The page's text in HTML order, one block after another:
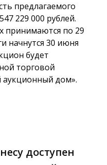
предлагаемого
229 000 рублей.
принимаются по 29
начнутся 30 июня
будет
торговой
аукционный дом».
доступен